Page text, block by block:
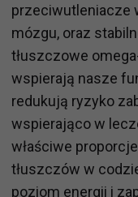
przeciwutleniacze
mózgu, oraz
tłuszczowe
wspierają nasze
redukują ryzyko
wspierająco w
właściwe
tłuszczów w
poziom energii i